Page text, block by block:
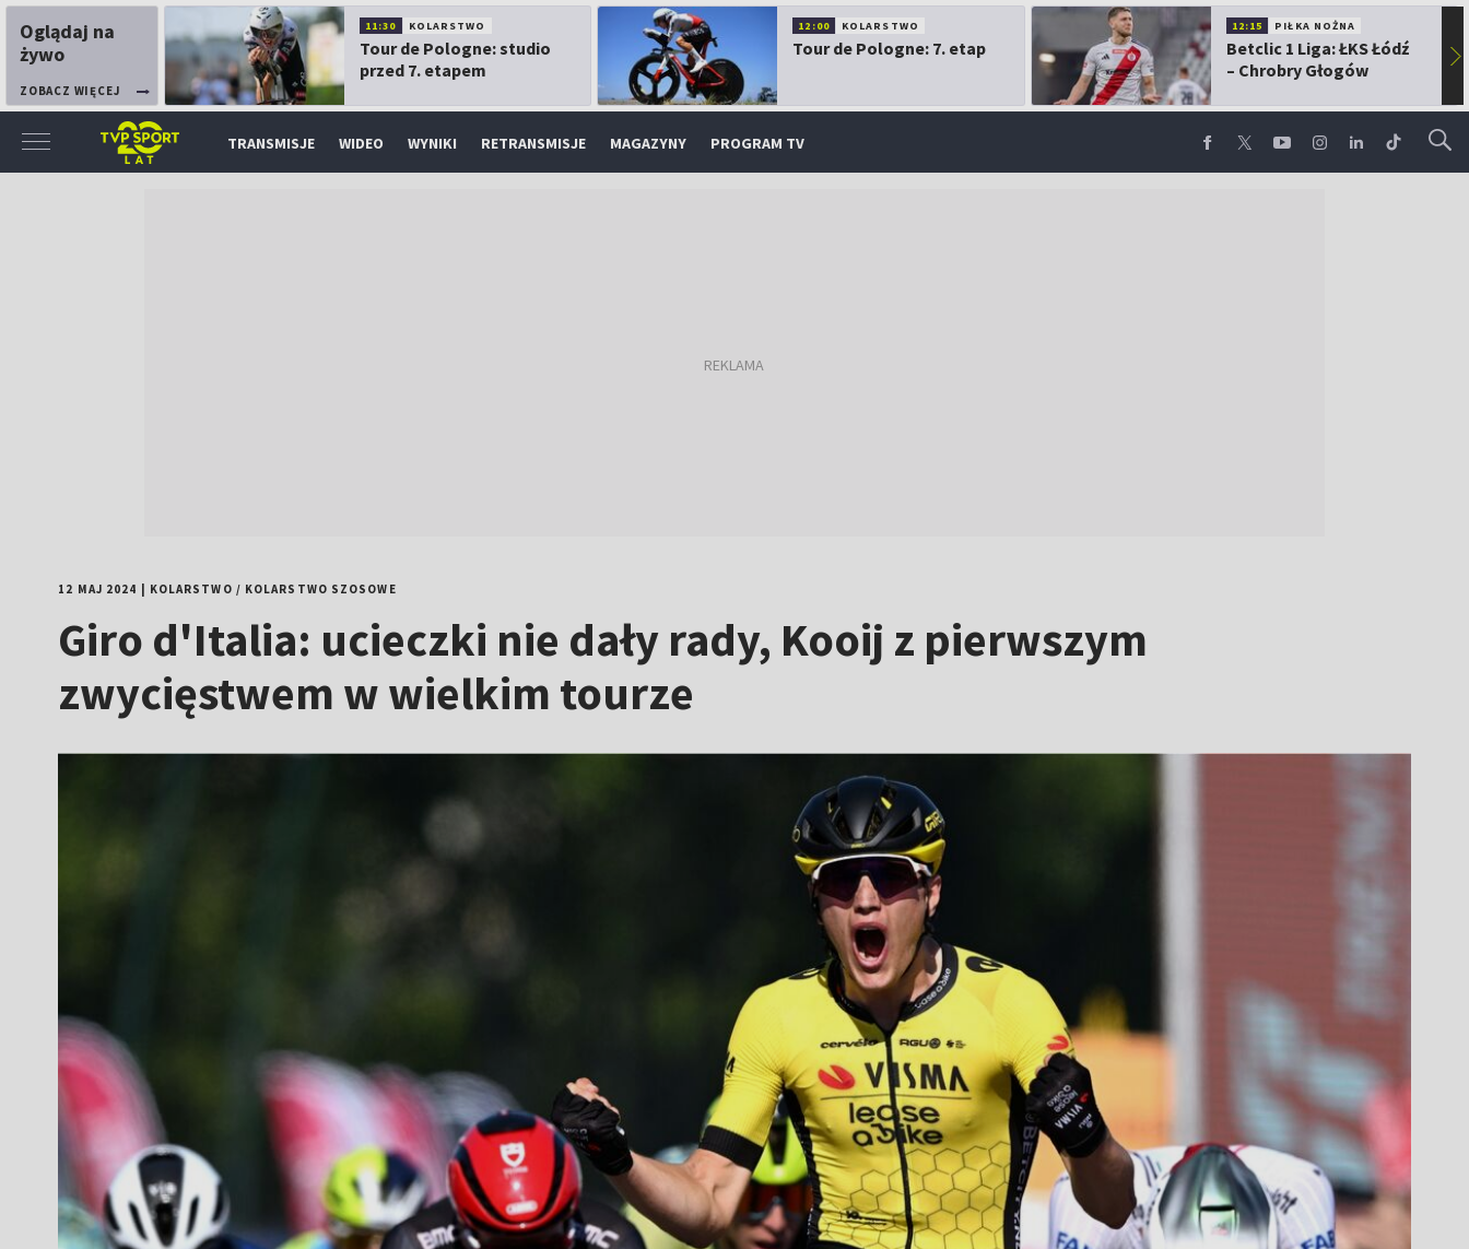
Oglądaj na
żywo
ZOBACZ WIĘCEJ
11:30 KOLARSTWO
Tour de Pologne: studio
przed 7. etapem
12:00 KOLARSTWO
Tour de Pologne: 7. etap
12:15 PIŁKA NOŻNA
Betclic 1 Liga: ŁKS Łódź
– Chrobry Głogów
▶
TRANSMISJE WIDEO WYNIKI RETRANSMISJE MAGAZYNY PROGRAM TV
12 MAJ 2024 KOLARSTWO / KOLARSTWO SZOSOWE
Giro d'Italia: ucieczki nie dały rady, Kooij z pierwszym
zwycięstwem w wielkim tourze